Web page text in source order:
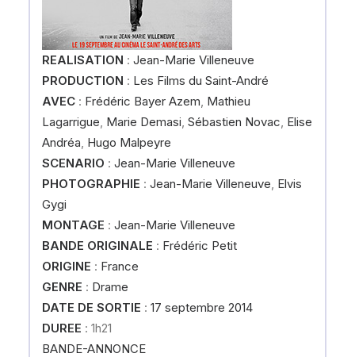
REALISATION : Jean-Marie Villeneuve
PRODUCTION : Les Films du Saint-André
AVEC : Frédéric Bayer Azem, Mathieu
Lagarrigue, Marie Demasi, Sébastien Novac, Elise
Andréa, Hugo Malpeyre
SCENARIO : Jean-Marie Villeneuve
PHOTOGRAPHIE : Jean-Marie Villeneuve, Elvis
Gygi
MONTAGE : Jean-Marie Villeneuve
BANDE ORIGINALE : Frédéric Petit
ORIGINE : France
GENRE : Drame
DATE DE SORTIE : 17 septembre 2014
DUREE : 1h21
BANDE-ANNONCE